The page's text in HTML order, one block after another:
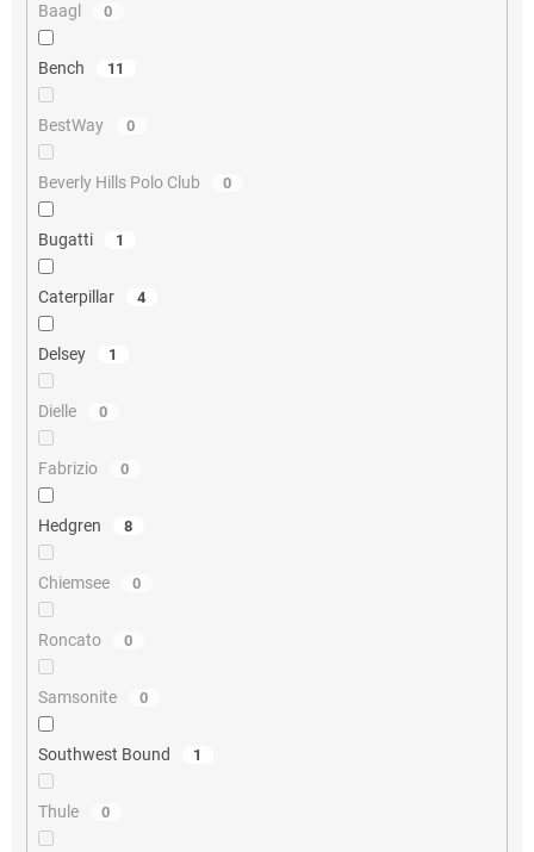
Baagl 0
Bench 11
BestWay 0
Beverly Hills Polo Club 0
Bugatti 1
Caterpillar 4
Delsey 1
Dielle 0
Fabrizio 0
Hedgren 8
Chiemsee 0
Roncato 0
Samsonite 0
Southwest Bound 1
Thule 0